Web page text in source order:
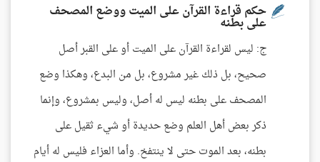
حكم قراءة القرآن على الميت ووضع المصحف
على بطنه
ج: ليس لقراءة القرآن على الميت أو على القبر أصل
صحيح، بل ذلك غير مشروع، بل من البدع، وهكذا وضع
المصحف على بطنه ليس له أصل، وليس بمشروع، وإنما
ذكر بعض أهل العلم وضع حديدة أو شيء ثقيل على
بطنه، بعد الموت حتى لا ينتفخ. وأما العزاء فليس له أيام